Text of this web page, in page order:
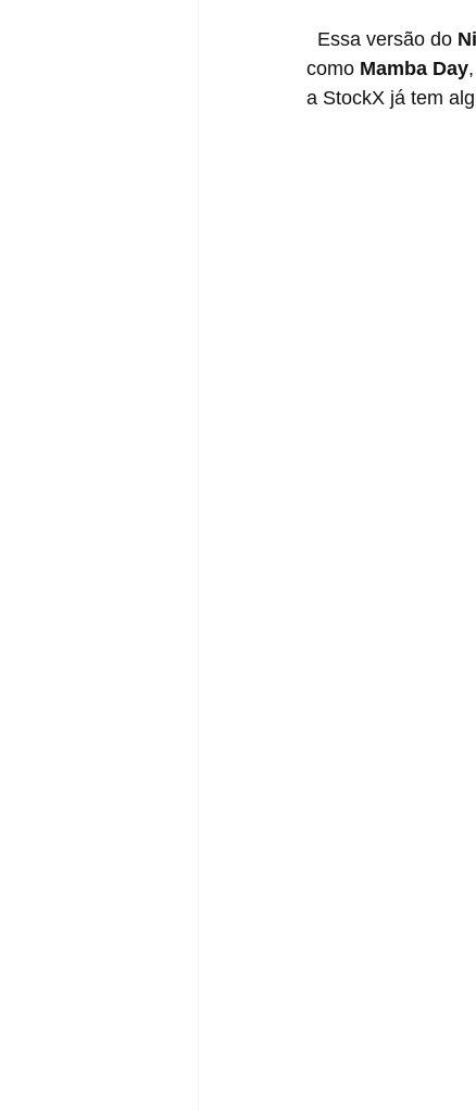
  Essa versão do
como Mamba Day
a StockX já tem